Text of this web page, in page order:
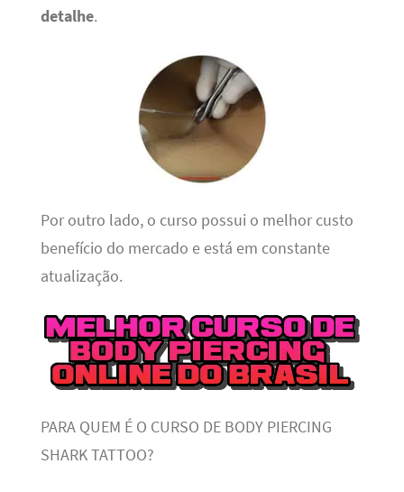
detalhe.
Por outro lado, o curso possui o melhor custo
benefício do mercado e está em constante
atualização.
PARA QUEM É O CURSO DE BODY PIERCING
SHARK TATTOO?